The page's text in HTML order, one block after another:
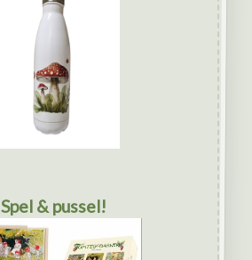
Spel & pussel!